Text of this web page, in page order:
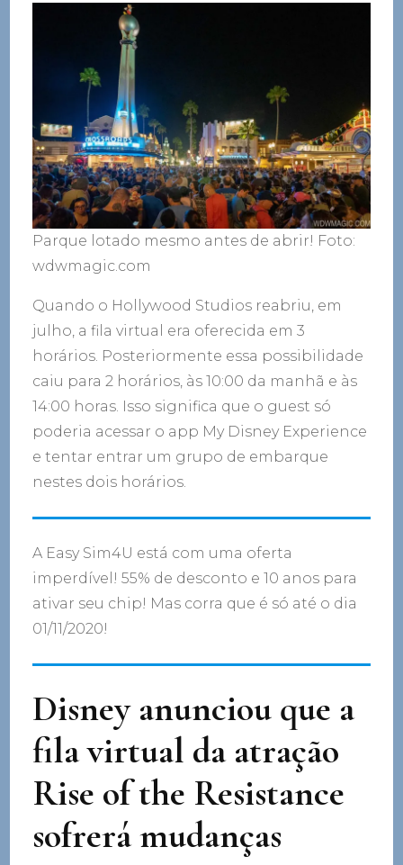
Parque lotado mesmo antes de abrir! Foto:
wdwmagic.com
Quando o Hollywood Studios reabriu, em
julho, a fila virtual era oferecida em 3
horários. Posteriormente essa possibilidade
caiu para 2 horários, às 10:00 da manhã e às
14:00 horas. Isso significa que o guest só
poderia acessar o app My Disney Experience
e tentar entrar um grupo de embarque
nestes dois horários.
A Easy Sim4U está com uma oferta
imperdível! 55% de desconto e 10 anos para
ativar seu chip! Mas corra que é só até o dia
01/11/2020!
Disney anunciou que a
fila virtual da atração
Rise of the Resistance
sofrerá mudanças